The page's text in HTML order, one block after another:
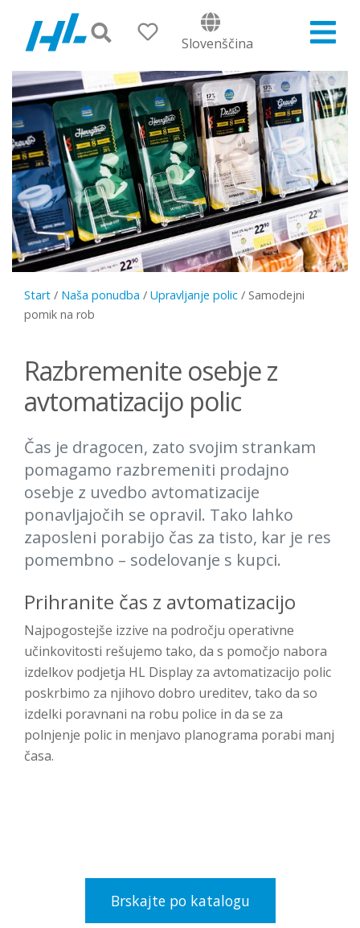
Slovenščina
Start / Naša ponudba / Upravljanje polic / Samodejni
pomik na rob
Razbremenite osebje z
avtomatizacijo polic
Čas je dragocen, zato svojim strankam
pomagamo razbremeniti prodajno
osebje z uvedbo avtomatizacije
ponavljajočih se opravil. Tako lahko
zaposleni porabijo čas za tisto, kar je res
pomembno – sodelovanje s kupci.
Prihranite čas z avtomatizacijo
Najpogostejše izzive na področju operativne
učinkovitosti rešujemo tako, da s pomočjo nabora
izdelkov podjetja HL Display za avtomatizacijo polic
poskrbimo za njihovo dobro ureditev, tako da so
izdelki poravnani na robu police in da se za
polnjenje polic in menjavo planograma porabi manj
časa.
Brskajte po katalogu